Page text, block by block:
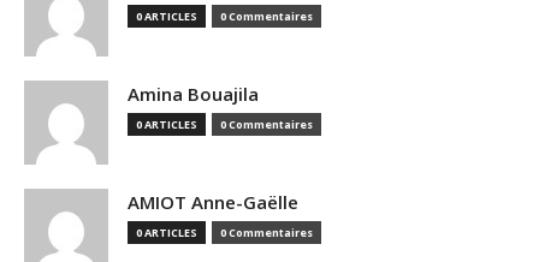
0 ARTICLES 0 Commentaires
Amina Bouajila
0 ARTICLES 0 Commentaires
AMIOT Anne-Gaëlle
0 ARTICLES 0 Commentaires